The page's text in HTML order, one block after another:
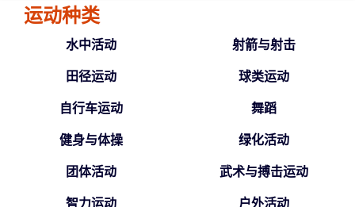
运动种类
水中活动 射箭与射击
田径运动 球类运动
自行车运动 舞蹈
健身与体操 绿化活动
团体活动 武术与搏击运动
智力运动 户外活动